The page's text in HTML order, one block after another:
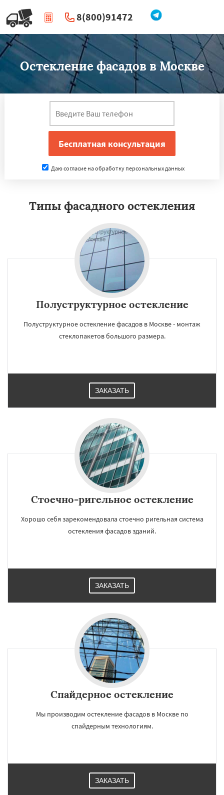
8(800)91472
| Перезвоните мне
Остекление фасадов в Москве
Даю согласие на обработку персональных данных
Типы фасадного остекления
Полуструктурное остекление
Полуструктурное остекление фасадов в Москве - монтаж
стеклопакетов большого размера.
ЗАКАЗАТЬ
Стоечно-ригельное остекление
Хорошо себя зарекомендовала стоечно ригельная система
остекления фасадов зданий.
ЗАКАЗАТЬ
Спайдерное остекление
Мы производим остекление фасадов в Москве по
спайдерным технологиям.
ЗАКАЗАТЬ